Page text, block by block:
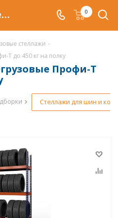
Стеллажи среднегрузовые Профи-Т купить по низкой цене в Уфе 0
стеллажи -
Т до 450 кг на полку
Профи-Т
Стеллажи для шин и